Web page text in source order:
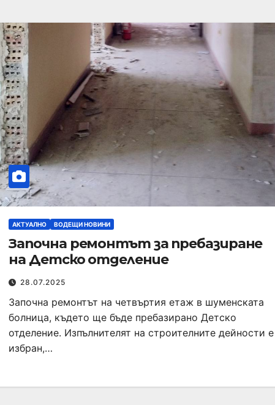
АКТУАЛНО ВОДЕЩИ НОВИНИ
Започна ремонтът за пребазиране
на Детско отделение
28.07.2025
Започна ремонтът на четвъртия етаж в шуменската
болница, където ще бъде пребазирано Детско
отделение. Изпълнителят на строителните дейности е
избран,…